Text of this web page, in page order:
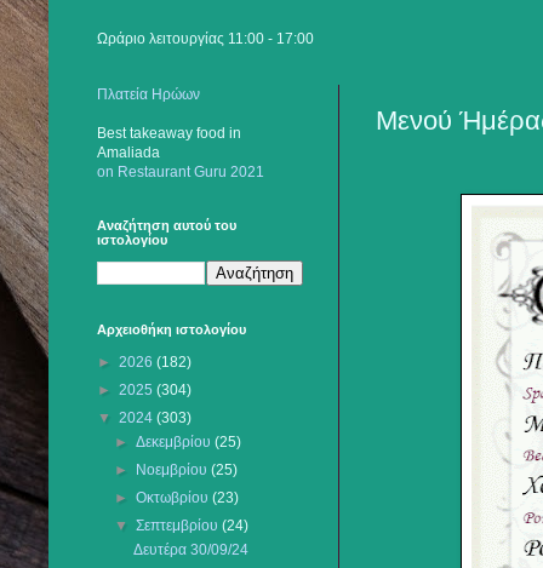
Ωράριο λειτουργίας 11:00 - 17:00
Μενού
Πλατεία Ηρώων
Best takeaway food in
Amaliada
on Restaurant Guru 2021
Αναζήτηση αυτού του
ιστολογίου
Αρχειοθήκη ιστολογίου
► 2026 (182)
► 2025 (304)
▼ 2024 (303)
►Δεκεμβρίου(25)
►
Νοεμβρίου(25)
►Οκτωβρίου(23)
▼Σεπτεμβρίου(24)
Δευτέρα 30/09/24